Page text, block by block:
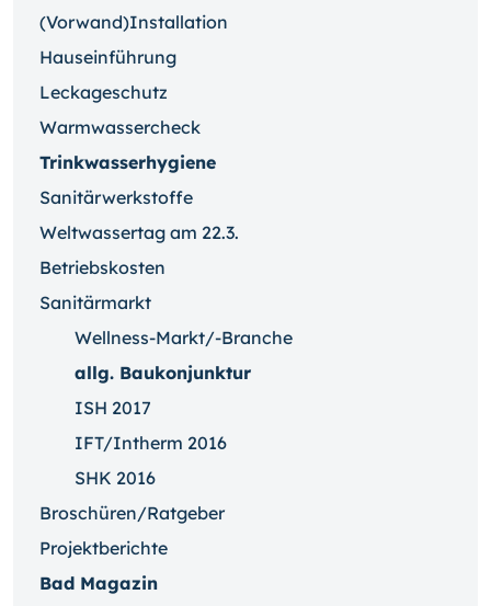
(Vorwand)Installation
Hauseinführung
Leckageschutz
Warmwassercheck
Trinkwasserhygiene
Sanitärwerkstoffe
Weltwassertag am 22.3.
Betriebskosten
Sanitärmarkt
Wellness-Markt/-Branche
allg. Baukonjunktur
ISH 2017
IFT/Intherm 2016
SHK 2016
Broschüren/Ratgeber
Projektberichte
Bad Magazin